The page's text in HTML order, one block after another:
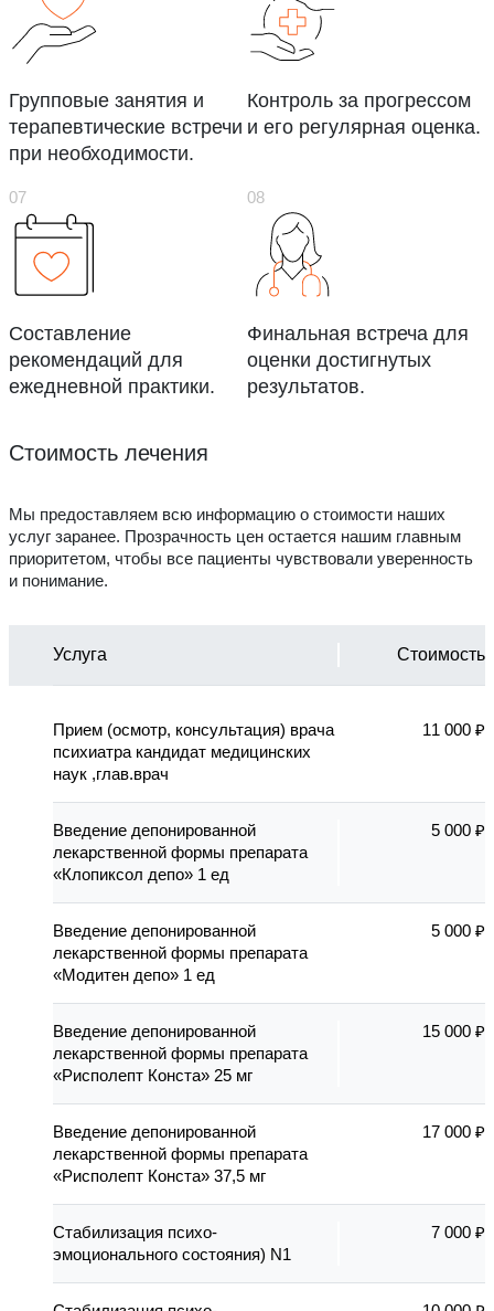
Групповые занятия и
терапевтические встречи
при необходимости.
Контроль за прогрессом
и его регулярная оценка.
Составление
рекомендаций для
ежедневной практики.
Финальная встреча для
оценки достигнутых
результатов.
Стоимость лечения
Мы предоставляем всю информацию о стоимости наших
услуг заранее. Прозрачность цен остается нашим главным
приоритетом, чтобы все пациенты чувствовали уверенность
и понимание.
Услуга Стоимость
Прием (осмотр, консультация) врача
психиатра кандидат медицинских
наук ,глав.врач
11 000 ₽
Введение депонированной
лекарственной формы препарата
«Клопиксол депо» 1 ед
5 000 ₽
Введение депонированной
лекарственной формы препарата
«Модитен депо» 1 ед
5 000 ₽
Введение депонированной
лекарственной формы препарата
«Рисполепт Конста» 25 мг
15 000 ₽
Введение депонированной
лекарственной формы препарата
«Рисполепт Конста» 37,5 мг
17 000 ₽
Стабилизация психо-
эмоционального состояния) N1
7 000 ₽